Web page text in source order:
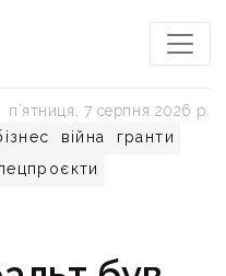
війна
гранти
пʼятниця, 7 серпня 2026 р.